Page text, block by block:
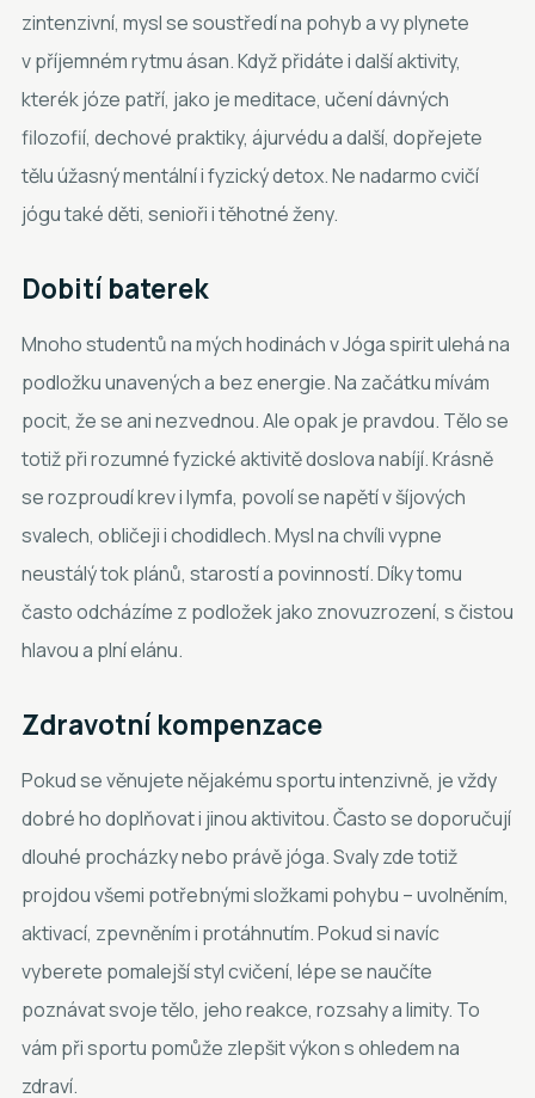
zintenzivní, mysl se soustředí na pohyb a vy plynete
v příjemném rytmu ásan. Když přidáte i další aktivity,
kterék józe patří, jako je meditace, učení dávných
filozofií, dechové praktiky, ájurvédu a další, dopřejete
tělu úžasný mentální i fyzický detox. Ne nadarmo cvičí
jógu také děti, senioři i těhotné ženy.
Dobití baterek
Mnoho studentů na mých hodinách v Jóga spirit ulehá na
podložku unavených a bez energie. Na začátku mívám
pocit, že se ani nezvednou. Ale opak je pravdou. Tělo se
totiž při rozumné fyzické aktivitě doslova nabíjí. Krásně
se rozproudí krev i lymfa, povolí se napětí v šíjových
svalech, obličeji i chodidlech. Mysl na chvíli vypne
neustálý tok plánů, starostí a povinností. Díky tomu
často odcházíme z podložek jako znovuzrození, s čistou
hlavou a plní elánu.
Zdravotní kompenzace
Pokud se věnujete nějakému sportu intenzivně, je vždy
dobré ho doplňovat i jinou aktivitou. Často se doporučují
dlouhé procházky nebo právě jóga. Svaly zde totiž
projdou všemi potřebnými složkami pohybu – uvolněním,
aktivací, zpevněním i protáhnutím. Pokud si navíc
vyberete pomalejší styl cvičení, lépe se naučíte
poznávat svoje tělo, jeho reakce, rozsahy a limity. To
vám při sportu pomůže zlepšit výkon s ohledem na
zdraví.